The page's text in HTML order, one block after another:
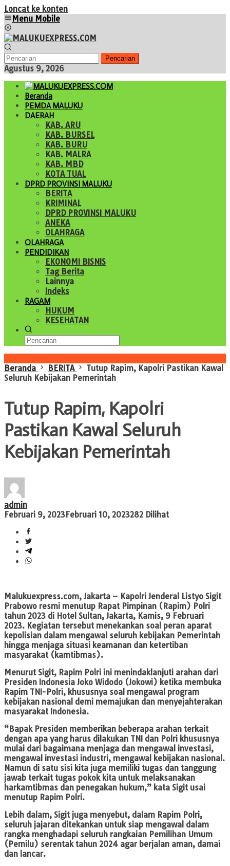
Loncat ke konten
Menu Mobile
Pencarian
Agustus 9, 2026
Beranda
PEMDA MALUKU
DAERAH
KAB. ARU
KAB. BURSEL
KAB. BURU
KAB. MALRA
KAB. MBD
KOTA TUAL
DPRD PROVINSI MALUKU
BERITA
KRIMINAL
DPRD PROVINSI MALUKU
ANEKA
OLAHRAGA
OLAHRAGA
PENDIDIKAN
EKONOMI BISNIS
Tag Berita
Lainnya
Indeks
RAGAM
HUKUM
KESEHATAN
Beranda
BERITA
Tutup Rapim, Kapolri Pastikan Kawal
Seluruh Kebijakan Pemerintah
Tutup Rapim, Kapolri
Pastikan Kawal Seluruh
Kebijakan Pemerintah
admin
Februari 9, 2023Februari 10, 2023282 Dilihat
Malukuexpress.com, Jakarta – Kapolri Jenderal Listyo Sigit
Prabowo resmi menutup Rapat Pimpinan (Rapim) Polri
tahun 2023 di Hotel Sultan, Jakarta, Kamis, 9 Februari
2023. Kegiatan tersebut menekankan soal peran aparat
kepolisian dalam mengawal seluruh kebijakan Pemerintah
hingga menjaga situasi keamanan dan ketertiban
masyarakat (kamtibmas).
Menurut Sigit, Rapim Polri ini menindaklanjuti arahan dari
Presiden Indonesia Joko Widodo (Jokowi) ketika membuka
Rapim TNI-Polri, khususnya soal mengawal program
kebijakan nasional demi memajukan dan menyejahterakan
masyarakat Indonesia.
“Bapak Presiden memberikan beberapa arahan terkait
dengan apa yang harus dilakukan TNI dan Polri khususnya
mulai dari bagaimana menjaga dan mengawal investasi,
mengawal investasi industri, mengawal kebijakan nasional.
Namun di satu sisi kita juga memiliki tugas dan tanggung
jawab terkait tugas pokok kita untuk melaksanakan
harkamtibmas dan penegakan hukum,” kata Sigit usai
menutup Rapim Polri.
Lebih dalam, Sigit juga menyebut, dalam Rapim Polri,
seluruh jajaran ditekankan untuk siap mengawal dalam
rangka menghadapi seluruh rangkaian Pemilihan Umum
(Pemilu) serentak tahun 2024 agar berjalan aman, damai
dan lancar.